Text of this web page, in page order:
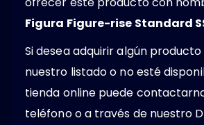
Figura Figure-rise Standard
Si desea adquirir algún
nuestro listado o no esté
tienda online puede
teléfono o a través de nuestro